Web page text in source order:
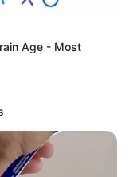
Age - Most